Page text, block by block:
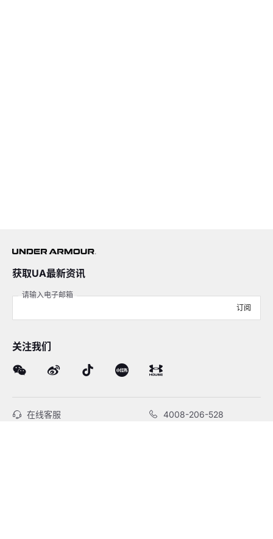
获取UA最新资讯
请输入电子邮箱
订阅
关注我们
在线客服 4008-206-528